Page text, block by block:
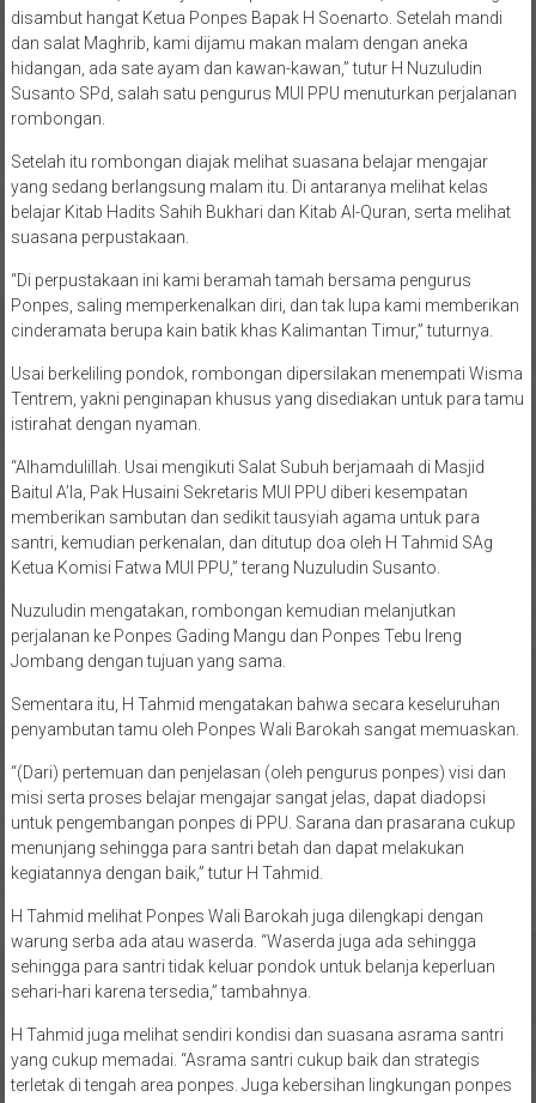
disambut hangat Ketua Ponpes Bapak H Soenarto. Setelah mandi
dan salat Maghrib, kami dijamu makan malam dengan aneka
hidangan, ada sate ayam dan kawan-kawan,” tutur H Nuzuludin
Susanto SPd, salah satu pengurus MUI PPU menuturkan perjalanan
rombongan.
Setelah itu rombongan diajak melihat suasana belajar mengajar
yang sedang berlangsung malam itu. Di antaranya melihat kelas
belajar Kitab Hadits Sahih Bukhari dan Kitab Al-Quran, serta melihat
suasana perpustakaan.
“Di perpustakaan ini kami beramah tamah bersama pengurus
Ponpes, saling memperkenalkan diri, dan tak lupa kami memberikan
cinderamata berupa kain batik khas Kalimantan Timur,” tuturnya.
Usai berkeliling pondok, rombongan dipersilakan menempati Wisma
Tentrem, yakni penginapan khusus yang disediakan untuk para tamu
istirahat dengan nyaman.
“Alhamdulillah. Usai mengikuti Salat Subuh berjamaah di Masjid
Baitul A’la, Pak Husaini Sekretaris MUI PPU diberi kesempatan
memberikan sambutan dan sedikit tausyiah agama untuk para
santri, kemudian perkenalan, dan ditutup doa oleh H Tahmid SAg
Ketua Komisi Fatwa MUI PPU,” terang Nuzuludin Susanto.
Nuzuludin mengatakan, rombongan kemudian melanjutkan
perjalanan ke Ponpes Gading Mangu dan Ponpes Tebu Ireng
Jombang dengan tujuan yang sama.
Sementara itu, H Tahmid mengatakan bahwa secara keseluruhan
penyambutan tamu oleh Ponpes Wali Barokah sangat memuaskan.
“(Dari) pertemuan dan penjelasan (oleh pengurus ponpes) visi dan
misi serta proses belajar mengajar sangat jelas, dapat diadopsi
untuk pengembangan ponpes di PPU. Sarana dan prasarana cukup
menunjang sehingga para santri betah dan dapat melakukan
kegiatannya dengan baik,” tutur H Tahmid.
H Tahmid melihat Ponpes Wali Barokah juga dilengkapi dengan
warung serba ada atau waserda. “Waserda juga ada sehingga
sehingga para santri tidak keluar pondok untuk belanja keperluan
sehari-hari karena tersedia,” tambahnya.
H Tahmid juga melihat sendiri kondisi dan suasana asrama santri
yang cukup memadai. “Asrama santri cukup baik dan strategis
terletak di tengah area ponpes. Juga kebersihan lingkungan ponpes